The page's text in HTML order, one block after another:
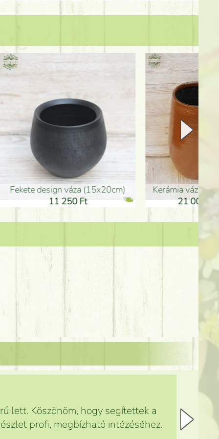
Kerámia váza 35*21cm
21 000 Ft
ballagó fiú fa betűző
1 300 Ft
lett. Köszönöm, hogy segítettek a
profi, megbízható intézéséhez.